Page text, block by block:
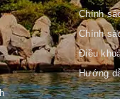
Chính
Chính
Điều
Hướng